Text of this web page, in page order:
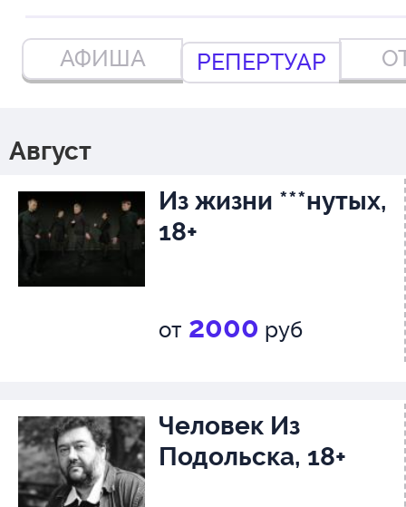
АФИША РЕПЕРТУАР
Август
Из жизни ***нутых,
18+
от 2000 руб
Человек Из
Подольска, 18+